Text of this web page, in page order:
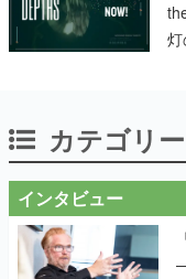
カテゴリ
インタビュー